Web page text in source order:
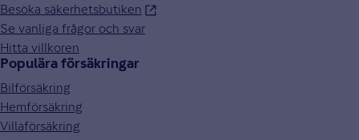
Besöka säkerhetsbutiken
Se vanliga frågor och svar
Hitta villkoren
Populära försäkringar
Bilförsäkring
Hemförsäkring
Villaförsäkring